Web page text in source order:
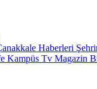
Haberleri
Kampüs Tv Magazin